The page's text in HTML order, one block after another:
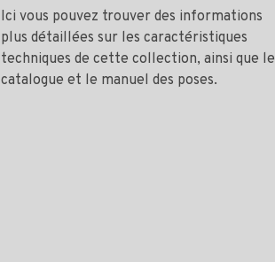
Ici vous pouvez trouver des informations
plus détaillées sur les caractéristiques
techniques de cette collection, ainsi que le
catalogue et le manuel des poses.